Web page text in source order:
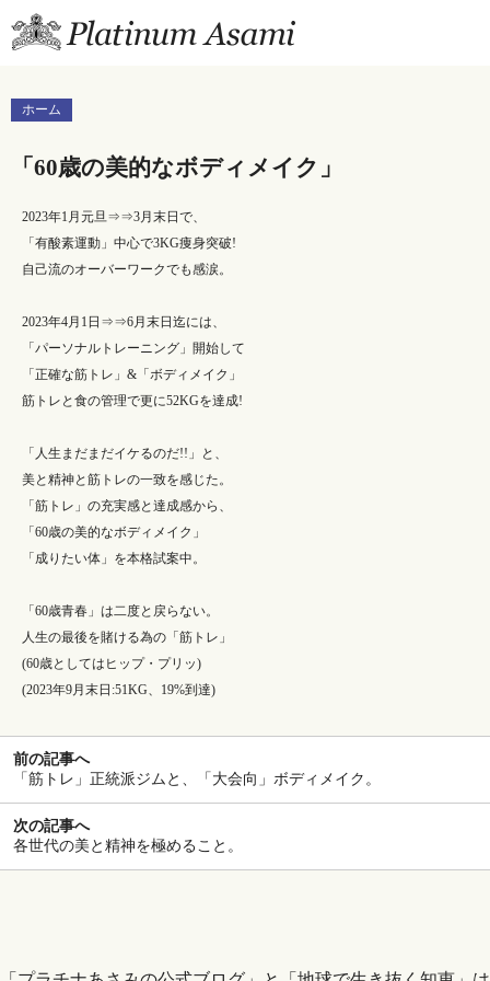
ホーム
「60歳の美的なボディメイク」
2023年1月元旦⇒⇒3月末日で、
「有酸素運動」中心で3KG痩身突破!
自己流のオーバーワークでも感涙。
2023年4月1日⇒⇒6月末日迄には、
「パーソナルトレーニング」開始して
「正確な筋トレ」&「ボディメイク」
筋トレと食の管理で更に52KGを達成!
「人生まだまだイケるのだ!!」と、
美と精神と筋トレの一致を感じた。
「筋トレ」の充実感と達成感から、
「60歳の美的なボディメイク」
「成りたい体」を本格試案中。
「60歳青春」は二度と戻らない。
人生の最後を賭ける為の「筋トレ」
(60歳としてはヒップ・プリッ)
(2023年9月末日:51KG、19%到達)
前の記事へ
「筋トレ」正統派ジムと、「大会向」ボディメイク。
次の記事へ
各世代の美と精神を極めること。